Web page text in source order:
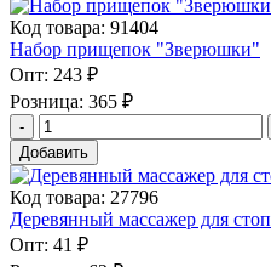
Код товара: 91404
Набор прищепок "Зверюшки"
Опт: 243 ₽
Розница: 365 ₽
Добавить
Код товара: 27796
Деревянный массажер для стоп
Опт: 41 ₽